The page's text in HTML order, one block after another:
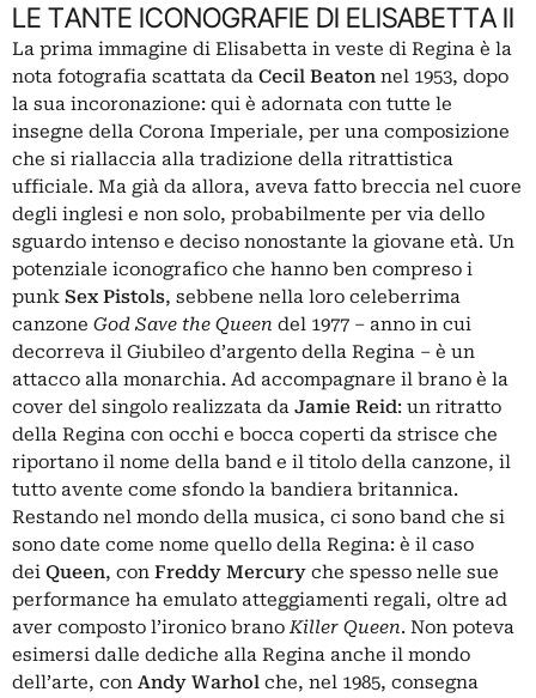
LE TANTE ICONOGRAFIE DI ELISABETTA II
La prima immagine di Elisabetta in veste di Regina è la
nota fotografia scattata da Cecil Beaton nel 1953, dopo
la sua incoronazione: qui è adornata con tutte le
insegne della Corona Imperiale, per una composizione
che si riallaccia alla tradizione della ritrattistica
ufficiale. Ma già da allora, aveva fatto breccia nel cuore
degli inglesi e non solo, probabilmente per via dello
sguardo intenso e deciso nonostante la giovane età. Un
potenziale iconografico che hanno ben compreso i
punk Sex Pistols, sebbene nella loro celeberrima
canzone God Save the Queen del 1977 – anno in cui
decorreva il Giubileo d’argento della Regina – è un
attacco alla monarchia. Ad accompagnare il brano è la
cover del singolo realizzata da Jamie Reid: un ritratto
della Regina con occhi e bocca coperti da strisce che
riportano il nome della band e il titolo della canzone, il
tutto avente come sfondo la bandiera britannica.
Restando nel mondo della musica, ci sono band che si
sono date come nome quello della Regina: è il caso
dei Queen, con Freddy Mercury che spesso nelle sue
performance ha emulato atteggiamenti regali, oltre ad
aver composto l’ironico branoKiller Queen. Non poteva
esimersi dalle dediche alla Regina anche il mondo
dell’arte, con Andy Warhol che, nel 1985, consegna